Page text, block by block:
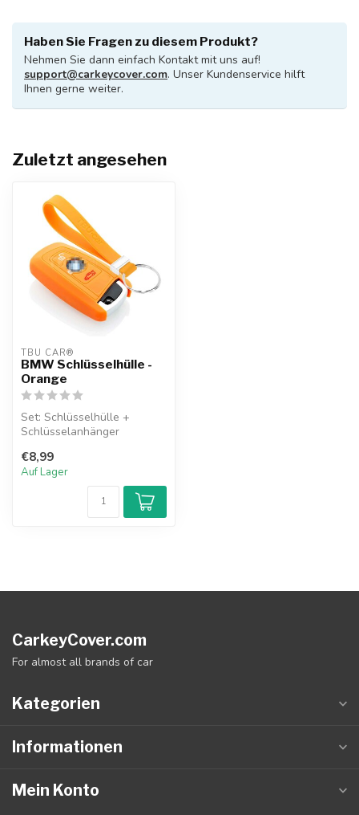
Haben Sie Fragen zu diesem Produkt?
Nehmen Sie dann einfach Kontakt mit uns auf!
support@carkeycover.com. Unser Kundenservice hilft
Ihnen gerne weiter.
Zuletzt angesehen
TBU CAR®
BMW Schlüsselhülle -
Orange
Set: Schlüsselhülle +
Schlüsselanhänger
€8,99
Auf Lager
CarkeyCover.com
For almost all brands of car
Kategorien
Informationen
Mein Konto